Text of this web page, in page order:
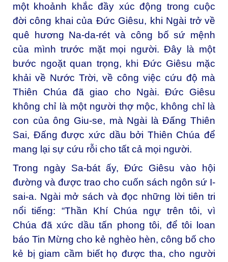
một khoảnh khắc đầy xúc động trong cuộc
đời công khai của Đức Giêsu, khi Ngài trở về
quê hương Na-da-rét và công bố sứ mệnh
của mình trước mặt mọi người. Đây là một
bước ngoặt quan trọng, khi Đức Giêsu mặc
khải về Nước Trời, về công việc cứu độ mà
Thiên Chúa đã giao cho Ngài. Đức Giêsu
không chỉ là một người thợ mộc, không chỉ là
con của ông Giu-se, mà Ngài là Đấng Thiên
Sai, Đấng được xức dầu bởi Thiên Chúa để
mang lại sự cứu rỗi cho tất cả mọi người.
Trong ngày Sa-bát ấy, Đức Giêsu vào hội
đường và được trao cho cuốn sách ngôn sứ I-
sai-a. Ngài mở sách và đọc những lời tiên tri
nổi tiếng: “Thần Khí Chúa ngự trên tôi, vì
Chúa đã xức dầu tấn phong tôi, để tôi loan
báo Tin Mừng cho kẻ nghèo hèn, công bố cho
kẻ bị giam cầm biết họ được tha, cho người